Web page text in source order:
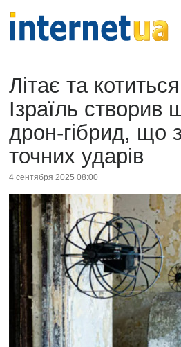
Літає та
Ізраїль створив
дрон-гібрид, що
точних ударів
4 сентября 2025 08:00